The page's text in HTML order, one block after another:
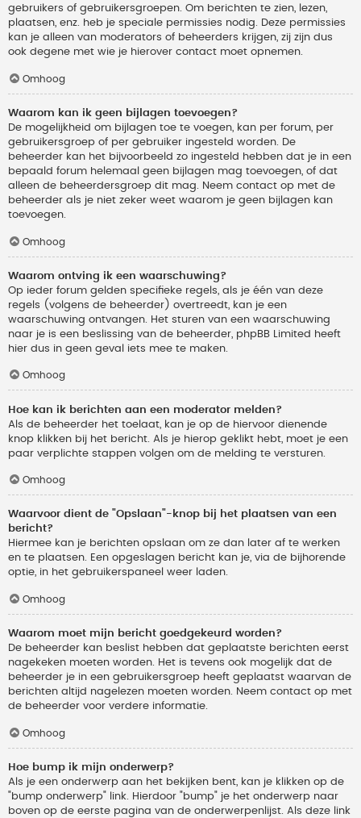
gebruikers of gebruikersgroepen. Om berichten te zien, lezen,
plaatsen, enz. heb je speciale permissies nodig. Deze permissies
kan je alleen van moderators of beheerders krijgen, zij zijn dus
ook degene met wie je hierover contact moet opnemen.
Omhoog
Waarom kan ik geen bijlagen toevoegen?
De mogelijkheid om bijlagen toe te voegen, kan per forum, per
gebruikersgroep of per gebruiker ingesteld worden. De
beheerder kan het bijvoorbeeld zo ingesteld hebben dat je in een
bepaald forum helemaal geen bijlagen mag toevoegen, of dat
alleen de beheerdersgroep dit mag. Neem contact op met de
beheerder als je niet zeker weet waarom je geen bijlagen kan
toevoegen.
Omhoog
Waarom ontving ik een waarschuwing?
Op ieder forum gelden specifieke regels, als je één van deze
regels (volgens de beheerder) overtreedt, kan je een
waarschuwing ontvangen. Het sturen van een waarschuwing
naar je is een beslissing van de beheerder, phpBB Limited heeft
hier dus in geen geval iets mee te maken.
Omhoog
Hoe kan ik berichten aan een moderator melden?
Als de beheerder het toelaat, kan je op de hiervoor dienende
knop klikken bij het bericht. Als je hierop geklikt hebt, moet je een
paar verplichte stappen volgen om de melding te versturen.
Omhoog
Waarvoor dient de "Opslaan"-knop bij het plaatsen van een
bericht?
Hiermee kan je berichten opslaan om ze dan later af te werken
en te plaatsen. Een opgeslagen bericht kan je, via de bijhorende
optie, in het gebruikerspaneel weer laden.
Omhoog
Waarom moet mijn bericht goedgekeurd worden?
De beheerder kan beslist hebben dat geplaatste berichten eerst
nagekeken moeten worden. Het is tevens ook mogelijk dat de
beheerder je in een gebruikersgroep heeft geplaatst waarvan de
berichten altijd nagelezen moeten worden. Neem contact op met
de beheerder voor verdere informatie.
Omhoog
Hoe bump ik mijn onderwerp?
Als je een onderwerp aan het bekijken bent, kan je klikken op de
"bump onderwerp" link. Hierdoor "bump" je het onderwerp naar
boven op de eerste pagina van de onderwerpenlijst. Als deze link